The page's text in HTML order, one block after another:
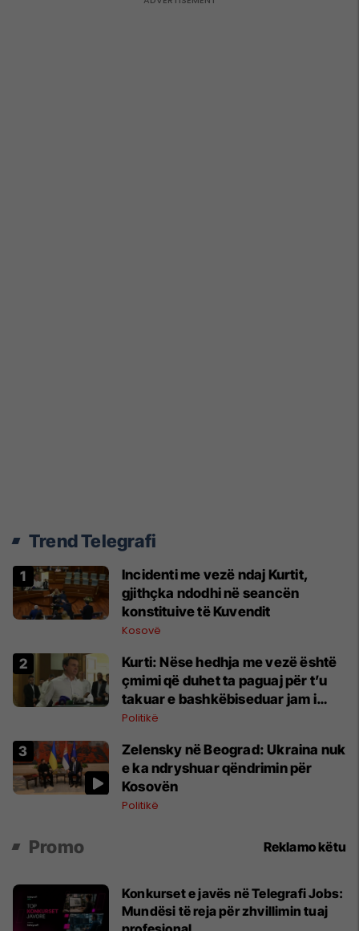
Trend Telegrafi
Incidenti me vezë ndaj Kurtit,
gjithçka ndodhi në seancën
konstituive të Kuvendit
Kosovë
Kurti: Nëse hedhja me vezë është
çmimi që duhet ta paguaj për t’u
takuar e bashkëbiseduar jam i
lumtur ta bëj këtë
Politikë
Zelensky në Beograd: Ukraina nuk
e ka ndryshuar qëndrimin për
Kosovën
Politikë
Promo Reklamo këtu
Konkurset e javës në Telegrafi Jobs:
Mundësi të reja për zhvillimin tuaj